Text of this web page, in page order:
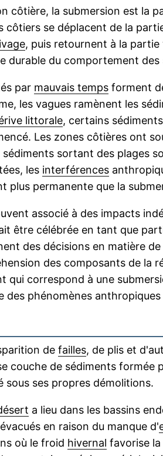
côtière, la submersion est la
côtiers se déplacent de la
, puis retournent à la partie
durable du comportement des
par mauvais temps forment
les vagues ramènent les
littorale, certains
Les zones côtières ont
sortant des plages
les interférences
plus permanente que la
associé à des impacts
être célébrée en tant que
des décisions en matière
des composants de la
qui correspond à une
des phénomènes
de failles, de plis et
couche de sédiments formée
sous ses propres démolitions.
a lieu dans les bassins
en raison du manque d'
où le froid hivernal favorise